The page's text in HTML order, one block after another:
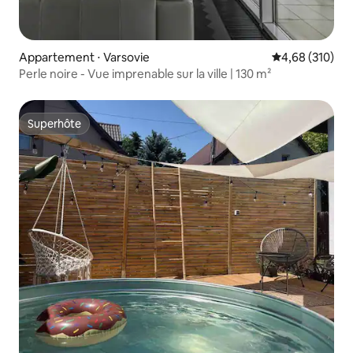
Appartement ⋅ Varsovie Évaluation
4,68 (310)
Perle noire - Vue imprenable sur la ville | 130 m²
Superhôte
Superhôte